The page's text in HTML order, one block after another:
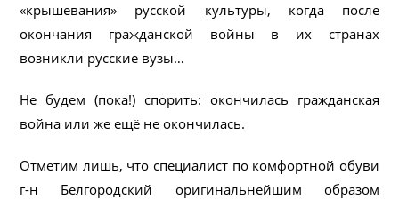
«крышевания» русской культуры, когда после
окончания гражданской войны в их странах
возникли русские вузы…
Не будем (пока!) спорить: окончилась гражданская
война или же ещё не окончилась.
Отметим лишь, что специалист по комфортной обуви
г-н Белгородский оригинальнейшим образом